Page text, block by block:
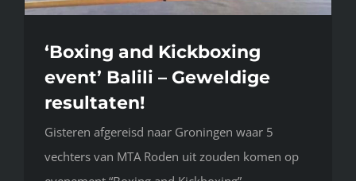
‘Boxing and Kickboxing
event’ Balili – Geweldige
resultaten!
Gisteren afgereisd naar Groningen waar 5
vechters van MTA Roden uit zouden komen op